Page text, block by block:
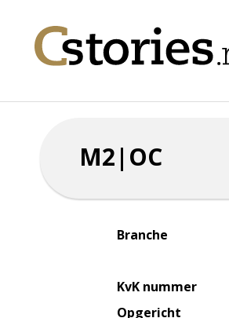
M2|OC
Branche
KvK nummer
Opgericht